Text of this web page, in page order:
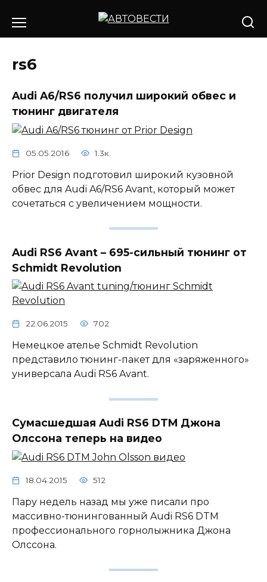
содержанию
rs6
Audi A6/RS6 получил широкий обвес и
тюнинг двигателя
05.05.2016 1.3к.
Prior Design подготовил широкий кузовной
обвес для Audi A6/RS6 Avant, который может
сочетаться с увеличением мощности.
Audi RS6 Avant – 695-сильный тюнинг от
Schmidt Revolution
22.06.2015 702
Немецкое ателье Schmidt Revolution
представило тюнинг-пакет для «заряженного»
универсала Audi RS6 Avant.
Сумасшедшая Audi RS6 DTM Джона
Олссона теперь на видео
18.04.2015 512
Пару недель назад мы уже писали про
массивно-тюнингованный Audi RS6 DTM
профессионального горнолыжника Джона
Олссона.